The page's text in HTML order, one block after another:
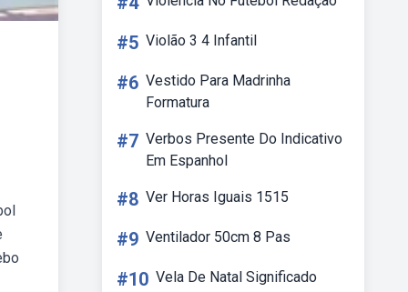
#5 Violão 3 4 Infantil
#6 Vestido Para Madrinha
Formatura
#7 Verbos Presente Do Indicativo
Em Espanhol
#8 Ver Horas Iguais 1515
#9 Ventilador 50cm 8 Pas
#10 Vela De Natal Significado